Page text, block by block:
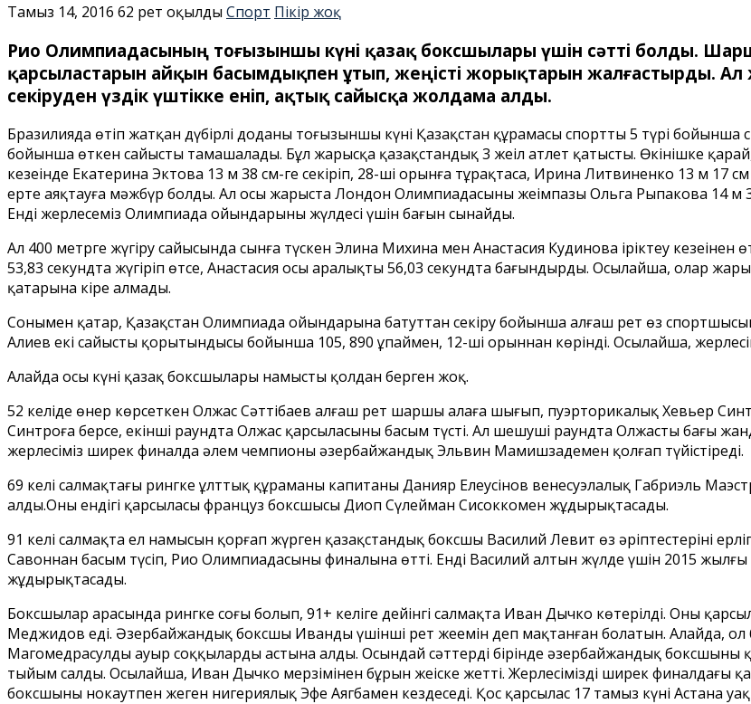
Тамыз 14, 2016 62 рет оқылды Спорт Пікір жоқ
Рио Олимпиадасының тоғызыншы күні қазақ боксшылары үшін сәтті болды.
қарсыластарын айқын басымдықпен ұтып, жеңісті жорықтарын жалғастырды.
секіруден үздік үштікке еніп, ақтық сайысқа жолдама алды.
Бразилияда өтіп жатқан дүбірлі доданың тоғызыншы күні Қазақстан құрамасы спорттың 5 түрі
бойынша өткен сайысты тамашалады. Бұл жарысқа қазақстандық 3 жеңіл атлет қатысты. Өкінішке
кезеңінде Екатерина Эктова 13 м 38 см-ге секіріп, 28-ші орынға тұрақтаса, Ирина Литвиненко 13 м
ерте аяқтауға мәжбүр болды. Ал осы жарыста Лондон Олимпиадасының жеңімпазы Ольга Рыпакова 14 м
Енді жерлесеміз Олимпиада ойындарының жүлдесі үшін бағын сынайды.
Ал 400 метрге жүгіру сайысында сынға түскен Элина Михина мен Анастасия Кудинова іріктеу
53,83 секундта жүгіріп өтсе, Анастасия осы аралықты 56,03 секундта бағындырды. Осылайша, олар
қатарына кіре алмады.
Сонымен қатар, Қазақстан Олимпиада ойындарына батуттан секіру бойынша алғаш рет өз
Алиев екі сайыстың қорытындысы бойынша 105, 890 ұпаймен, 12-ші орыннан көрінді. Осылайша,
Алайда осы күні қазақ боксшылары намысты қолдан берген жоқ.
52 келіде өнер көрсеткен Олжас Сәттібаев алғаш рет шаршы алаңға шығып, пуэрторикалық Хевьер
Синтроға берсе, екінші раундта Олжас қарсыласының басым түсті. Ал шешуші раундта Олжастың бағы
жерлесіміз ширек финалда әлем чемпионы әзербайжандық Эльвин Мамишзадемен қолғап түйістіреді.
69 келі салмақтағы рингке ұлттық құраманың капитаны Данияр Елеусінов венесуэлалық Габриэль
алды.Оның ендігі қарсыласы француз боксшысы Диоп Сүлейман Сисоккомен жұдырықтасады.
91 келі салмақта ел намысын қорғап жүрген қазақстандық боксшы Василий Левит өз әріптестерінің
Савоннан басым түсіп, Рио Олимпиадасының финалына өтті. Енді Василий алтын жүлде үшін 2015
жұдырықтасады.
Боксшылар арасында рингке соңғы болып, 91+ келіге дейінгі салмақта Иван Дычко көтерілді. Оның
Меджидов еді. Әзербайжандық боксшы Иванды үшінші рет жеңемін деп мақтанған болатын. Алайда, ол
Магомедрасулды ауыр соққылардың астына алды. Осындай сәттердің бірінде әзербайжандық
тыйым салды. Осылайша, Иван Дычко мерзімінен бұрын жеңіске жетті. Жерлесіміздің ширек
боксшыны нокаутпен жеңген нигериялық Эфе Аягбамен кездеседі. Қос қарсылас 17 тамыз күні